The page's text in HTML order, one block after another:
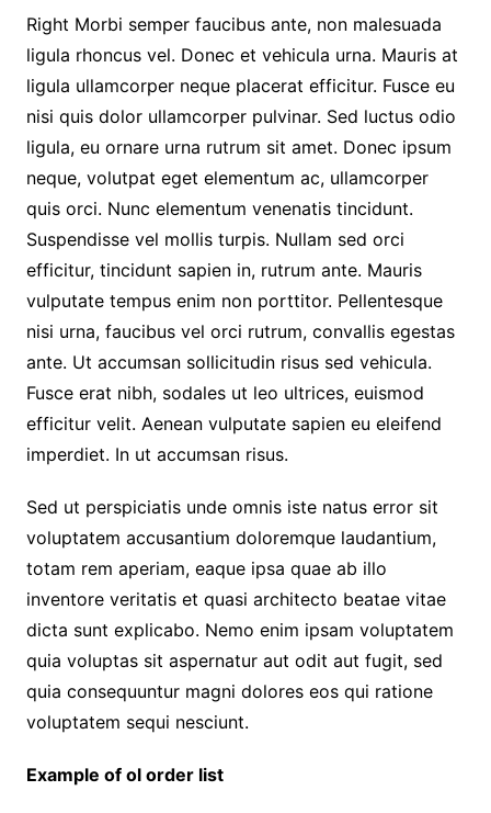
Right Morbi semper faucibus ante, non malesuada
ligula rhoncus vel. Donec et vehicula urna. Mauris at
ligula ullamcorper neque placerat efficitur. Fusce eu
nisi quis dolor ullamcorper pulvinar. Sed luctus odio
ligula, eu ornare urna rutrum sit amet. Donec ipsum
neque, volutpat eget elementum ac, ullamcorper
quis orci. Nunc elementum venenatis tincidunt.
Suspendisse vel mollis turpis. Nullam sed orci
efficitur, tincidunt sapien in, rutrum ante. Mauris
vulputate tempus enim non porttitor. Pellentesque
nisi urna, faucibus vel orci rutrum, convallis egestas
ante. Ut accumsan sollicitudin risus sed vehicula.
Fusce erat nibh, sodales ut leo ultrices, euismod
efficitur velit. Aenean vulputate sapien eu eleifend
imperdiet. In ut accumsan risus.
Sed ut perspiciatis unde omnis iste natus error sit
voluptatem accusantium doloremque laudantium,
totam rem aperiam, eaque ipsa quae ab illo
inventore veritatis et quasi architecto beatae vitae
dicta sunt explicabo. Nemo enim ipsam voluptatem
quia voluptas sit aspernatur aut odit aut fugit, sed
quia consequuntur magni dolores eos qui ratione
voluptatem sequi nesciunt.
Example of ol order list